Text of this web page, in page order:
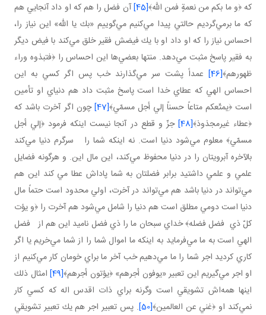
كه ﴿و ما بكم من نعمةٍ فمن الله﴾[45]
آن فضل را هم كه او داد آنجايي هم
كه ما برمي‌گرديم حالتي پيدا مي‌كنيم مي‌گوييم «بك يا الله» اين نياز را،
احساس نياز را كه او داد او با يك فيضش فقير خلق مي‌كند با فيض ديگر
به فقير پاسخ مثبت مي‌دهد. منتها بعضي‌ها اين احساس را ﴿فتبذوه وراء
ظهورهم﴾[46]
عمداً پشت سر مي‌گذارند خب پس اگر كسي به اين
احساس الهي كه عطاي خدا است پاسخ مثبت داد هم دنياي او تأمين
است ﴿يمتّعكم متاعاً حسناً إلي أجل مسمّي﴾[47]
چون اگر آخرت باشد كه
﴿عطاء غيرمجذوذ﴾[48]
جزّ و قطع در آنجا نيست اينكه فرمود ﴿إلي أجل
مسمّي﴾ معلوم مي‌شود دنيا است. نه اينكه شما را سرگرم دنيا مي‌كند
بالآخره آبرويتان را در دنيا محفوظ مي‌كند، اين مال اين. و هرگونه فضايل
علمي و علمي داشتيد برابر فضلتان به شما پاداش عطا مي‌ كند اين هم
مي‌تواند در دنيا باشد هم مي‌تواند در آخرت، اولي محدود است حتماً مال
دنيا است دومي مطلق است هم دنيا را شامل مي‌شود هم آخرت را ﴿و يؤت
كلّ ذي فضل فضله﴾ خداي سبحان ما را ذي فضل ناميد اين هم از فضل
الهي است به ما مي‌فرمايد به اينكه ما اموال شما را از شما مي‌خريم يا اگر
كاري كرديد اجر شما را ما مي‌دهيم خب آخر ما براي خومان كار مي‌كنيم از
او اجر مي‌گيريم اين تعبير «يوفون أجرهم» ﴿يؤتون أجرهم﴾[49]
امثال ذلك
اينها همه‌اش تشويقي است وگرنه براي ذات اقدس اله كه كسي كار
نمي‌كند او ﴿غني عن العالمين﴾[50]
. پس تعبير اجر هم يك تعبير تشويقي